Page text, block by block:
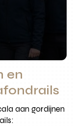
en
aan gordijnen